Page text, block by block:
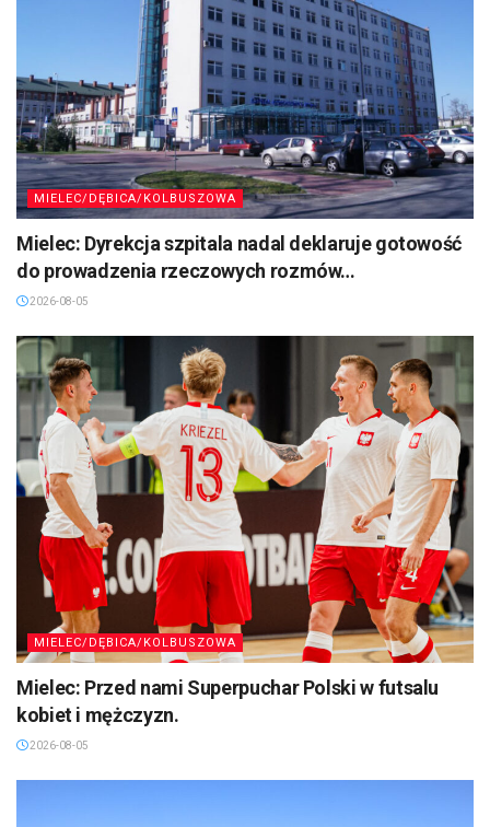
MIELEC/DĘBICA/KOLBUSZOWA
Mielec: Dyrekcja szpitala nadal deklaruje gotowość
do prowadzenia rzeczowych rozmów…
2026-08-05
MIELEC/DĘBICA/KOLBUSZOWA
Mielec: Przed nami Superpuchar Polski w futsalu
kobiet i mężczyzn.
2026-08-05